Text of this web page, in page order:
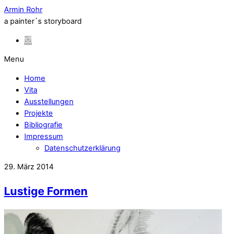
Armin Rohr
a painter´s storyboard
Menu
Home
Vita
Ausstellungen
Projekte
Bibliografie
Impressum
Datenschutzerklärung
29. März 2014
Lustige Formen